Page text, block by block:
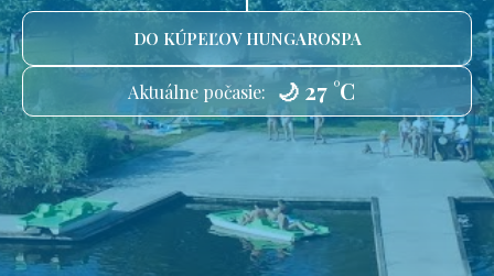
DO KÚPEĽOV HUNGAROSPA
Aktuálne počasie: 🌙 27 °C